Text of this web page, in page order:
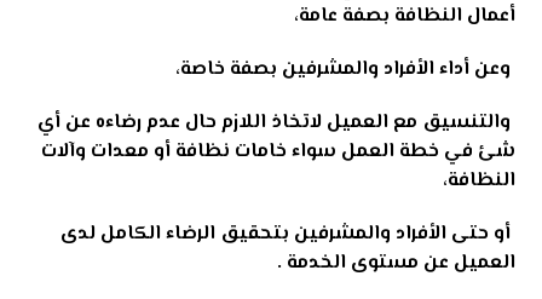
أعمال النظافة بصفة عامة،
وعن أداء الأفراد والمشرفين بصفة خاصة،
والتنسيق مع العميل لاتخاذ اللازم حال عدم رضاءه عن أي
شئ في خطة العمل سواء خامات نظافة أو معدات وآلات
النظافة،
أو حتى الأفراد والمشرفين بتحقيق الرضاء الكامل لدى
العميل عن مستوى الخدمة .